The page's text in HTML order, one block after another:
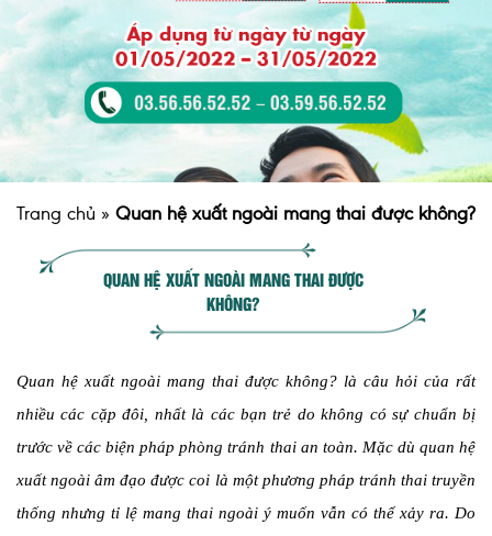
Trang chủ » Quan hệ xuất ngoài mang thai được không?
QUAN HỆ XUẤT NGOÀI MANG THAI ĐƯỢC
KHÔNG?
Quan hệ xuất ngoài mang thai được không? là câu hỏi của rất
nhiều các cặp đôi, nhất là các bạn trẻ do không có sự chuẩn bị
trước về các biện pháp phòng tránh thai an toàn. Mặc dù quan hệ
xuất ngoài âm đạo được coi là một phương pháp tránh thai truyền
thống nhưng tỉ lệ mang thai ngoài ý muốn vẫn có thể xảy ra. Do